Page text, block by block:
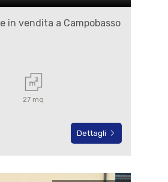
in vendita a Campobasso
27 mq
Dettagli